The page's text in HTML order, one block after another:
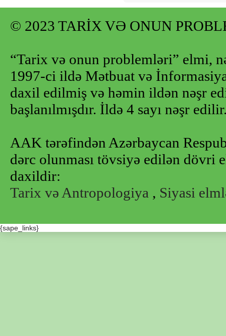
© 2023 TARİX VƏ ONUN
“Tarix və onun problemləri” elmi,
1997-ci ildə Mətbuat və
daxil edilmiş və həmin ildən nəşr
başlanılmışdır. İldə 4 sayı nəşr
AAK tərəfindən Azərbaycan
dərc olunması tövsiyə edilən dövri
daxildir:
Tarix və Antropologiya , Siyasi
{sape_links}